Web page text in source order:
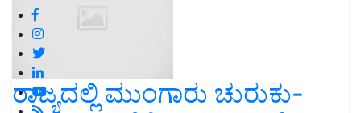
ರಾಜ್ಯದಲ್ಲಿ ಮುಂಗಾರು ಚುರುಕು-